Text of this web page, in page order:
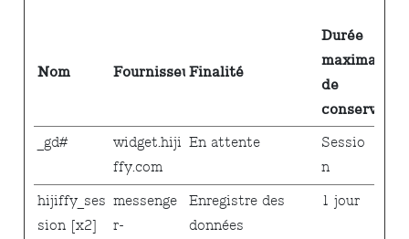
Nom FournisseurFinalité
Durée
maximale
de
_gd#
widget.hiji
ffy.com
En attente
Sessio
n
hijiffy_ses
sion [x2]
messenge
r-
Enregistre des
données
1 jour